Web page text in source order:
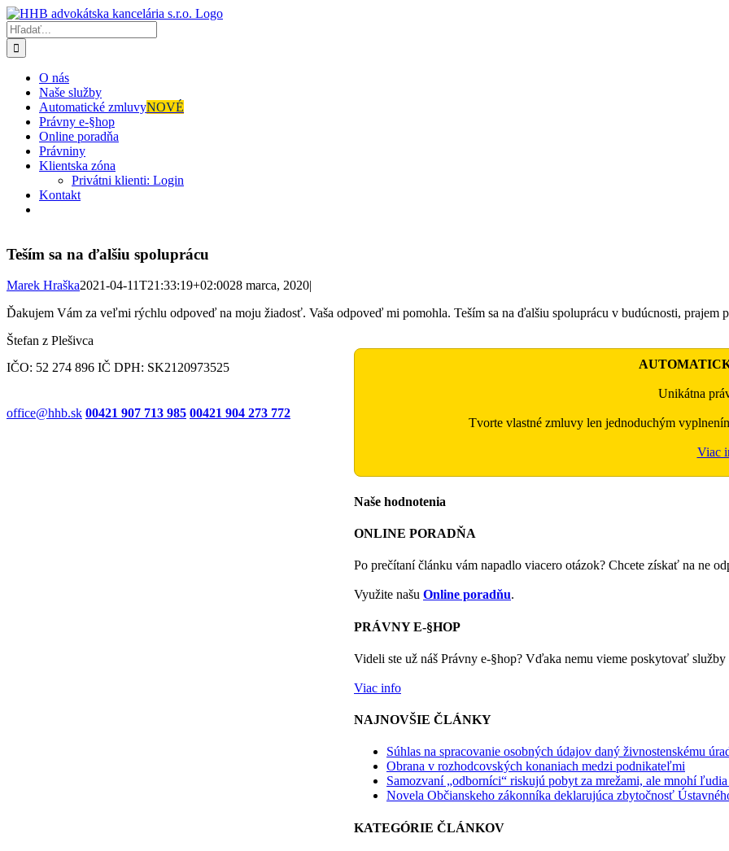
Skip
to
content
Hľadať:
O nás
Naše služby
Automatické zmluvyNOVÉ
Právny e-§hop
Online poradňa
Právniny
Klientska zóna
Privátni klienti: Login
Kontakt
Teším sa na ďalšiu spoluprácu
Marek Hraška2021-04-11T21:33:19+02:0028 marca, 2020|
Ďakujem Vám za veľmi rýchlu odpoveď na moju žiadosť. Vaša odpoveď mi pomohla. Teším sa na ďalšiu spoluprácu v budúcnosti, prajem
Štefan z Plešivca
Unikátna
Tvorte vlastné zmluvy len jednoduchým
Viac
Naše hodnotenia
ONLINE PORADŇA
Po prečítaní článku vám napadlo viacero otázok? Chcete získať na ne
Využite našu Online poradňu.
PRÁVNY E-§HOP
Videli ste už náš Právny e-§hop? Vďaka nemu vieme poskytovať
Viac info
NAJNOVŠIE ČLÁNKY
Súhlas na spracovanie osobných údajov daný živnostenskému
Obrana v rozhodcovských konaniach medzi podnikateľmi
Samozvaní „odborníci“ riskujú pobyt za mrežami, ale mnohí
Novela Občianskeho zákonníka deklarujúca zbytočnosť
KATEGÓRIE ČLÁNKOV
IČO: 52 274 896 IČ DPH: SK2120973525
office@hhb.sk 00421 907 713 985 00421 904 273 772